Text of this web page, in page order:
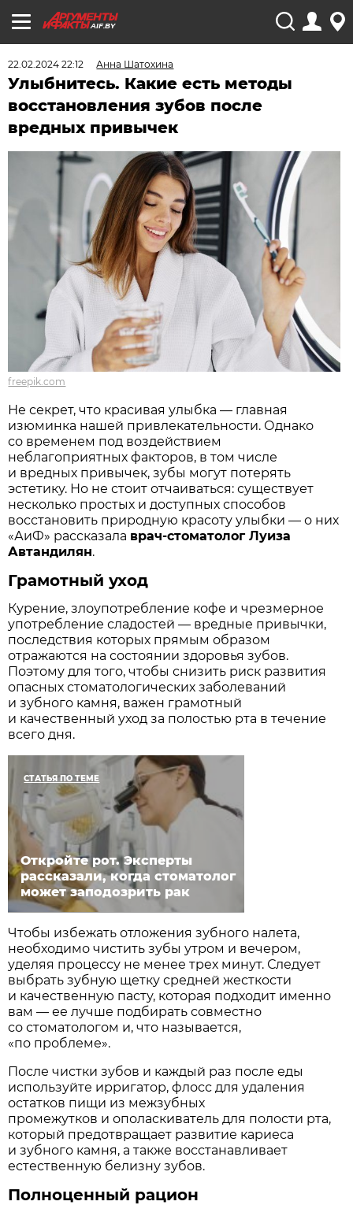
AIF.BY
22.02.2024 22:12 Анна Шатохина
Улыбнитесь. Какие есть методы
восстановления зубов после
вредных привычек
freepik.com
Не секрет, что красивая улыбка — главная
изюминка нашей привлекательности. Однако
со временем под воздействием
неблагоприятных факторов, в том числе
и вредных привычек, зубы могут потерять
эстетику. Но не стоит отчаиваться: существует
несколько простых и доступных способов
восстановить природную красоту улыбки — о них
«АиФ» рассказала врач-стоматолог Луиза
Автандилян.
Грамотный уход
Курение, злоупотребление кофе и чрезмерное
употребление сладостей — вредные привычки,
последствия которых прямым образом
отражаются на состоянии здоровья зубов.
Поэтому для того, чтобы снизить риск развития
опасных стоматологических заболеваний
и зубного камня, важен грамотный
и качественный уход за полостью рта в течение
всего дня.
СТАТЬЯ ПО ТЕМЕ
Откройте рот. Эксперты
рассказали, когда стоматолог
может заподозрить рак
Чтобы избежать отложения зубного налета,
необходимо чистить зубы утром и вечером,
уделяя процессу не менее трех минут. Следует
выбрать зубную щетку средней жесткости
и качественную пасту, которая подходит именно
вам — ее лучше подбирать совместно
со стоматологом и, что называется,
«по проблеме».
После чистки зубов и каждый раз после еды
используйте ирригатор, флосс для удаления
остатков пищи из межзубных
промежутков и ополаскиватель для полости рта,
который предотвращает развитие кариеса
и зубного камня, а также восстанавливает
естественную белизну зубов.
Полноценный рацион